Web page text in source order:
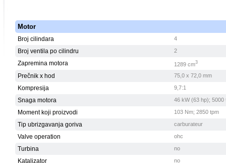
Motor
Broj cilindara 4
Broj ventila po cilindru 2
Zapremina motora 1289 cm3
Prečnik x hod 75,0 x 72,0 mm
Kompresija 9,7:1
Snaga motora 46 kW (63 hp); 5000
Moment koji proizvodi 103 Nm; 2850 tpm
Tip ubrizgavanja goriva carburateur
Valve operation ohc
Turbina no
Katalizator no